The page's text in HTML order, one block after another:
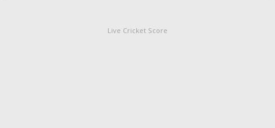
Live Cricket Score